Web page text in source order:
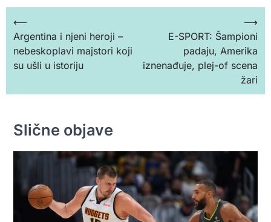
Кретање
чланка
⟵
Argentina i njeni heroji –
nebeskoplavi majstori koji
su ušli u istoriju
E-SPORT: Šampioni
padaju, Amerika
iznenađuje, plej-of scena
žari
⟶
Slične objave